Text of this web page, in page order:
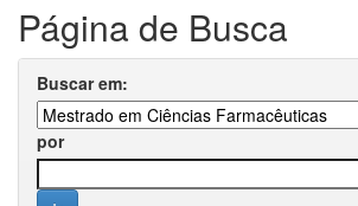
Página de Busca
Buscar em:
por